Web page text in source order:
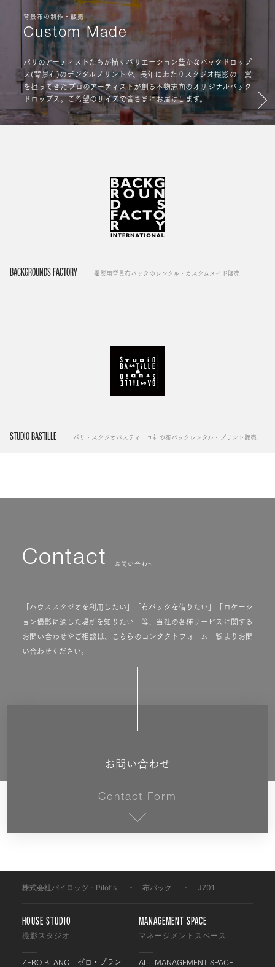
背景布の制作・販売
Custom Made
パリのアーティストたちが描くバリエーション豊かなバックドロップ
ス(背景布)のデジタルプリントや、長年にわたりスタジオ撮影の一翼
を担ってきたプロのアーティストが創る本物志向のオリジナルバック
ドロップス。ご希望のサイズで皆さまにお届けします。
BACKGROUNDS FACTORY 撮影用背景布バックのレンタル・カスタムメイド販売
STUDIO BASTILLE パリ・スタジオバスティーユ社の布バックレンタル・プリント販売
Contact お問い合わせ
「ハウススタジオを利用したい」「布バックを借りたい」「ロケーシ
ョン撮影に適した場所を知りたい」等、当社の各種サービスに関する
お問い合わせやご相談は、こちらのコンタクトフォーム一覧よりお問
い合わせください。
お問い合わせ
Contact Form
株式会社パイロッツ - Pilot's 布バック J701
HOUSE STUDIO
撮影スタジオ
ZERO BLANC - ゼロ・ブラン
MANAGEMENT SPACE
マネージメントスペース
ALL MANAGEMENT SPACE -